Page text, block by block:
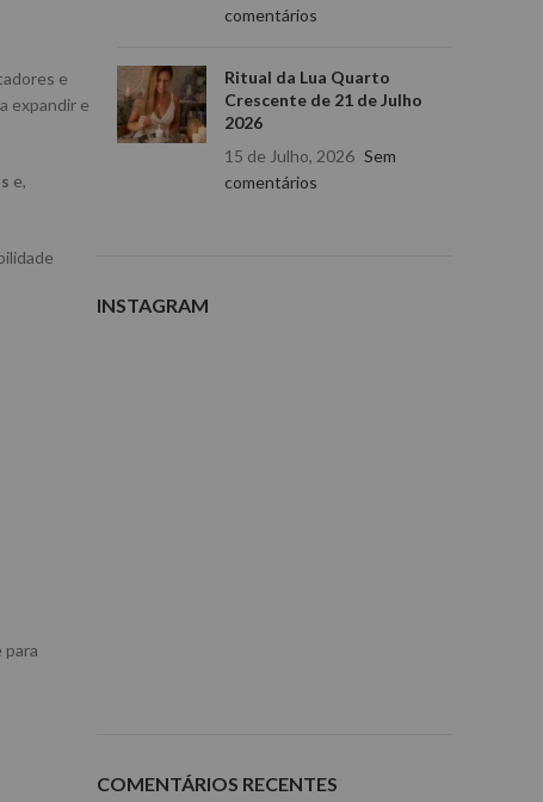
e
expandir e
e,
para
comentários
Ritual da Lua Quarto
Crescente de 21 de Julho
2026
15 de Julho, 2026 Sem
comentários
INSTAGRAM
COMENTÁRIOS RECENTES